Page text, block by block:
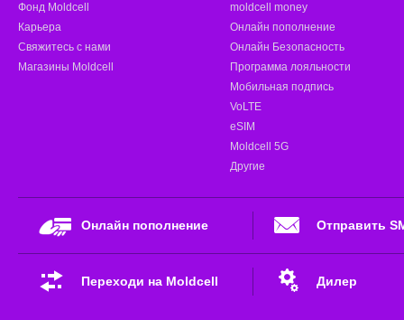
Фонд Moldcell
Карьера
Свяжитесь с нами
Магазины Moldcell
moldcell money
Онлайн пополнение
Онлайн Безопасность
Программа лояльности
Мобильная подпись
VoLTE
eSIM
Moldcell 5G
Другие
Онлайн пополнение Отправить
Переходи на Moldcell Дилер